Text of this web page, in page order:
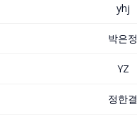
yhj
박은정
YZ
정한결